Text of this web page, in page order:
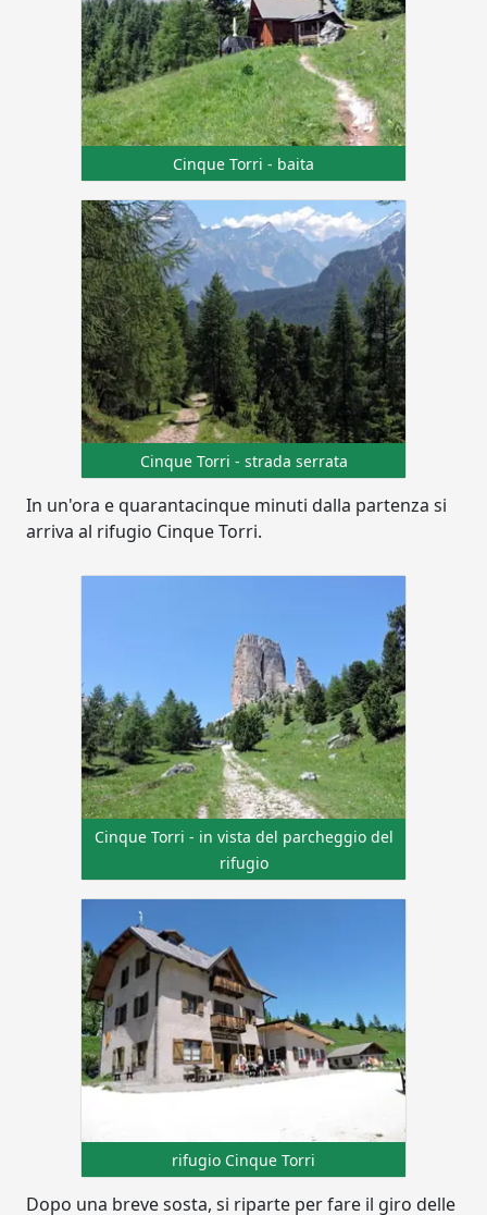
Cinque Torri - baita
Cinque Torri - strada serrata
In un'ora e quarantacinque minuti dalla partenza si
arriva al rifugio Cinque Torri.
Cinque Torri - in vista del parcheggio del
rifugio
rifugio Cinque Torri
Dopo una breve sosta, si riparte per fare il giro delle